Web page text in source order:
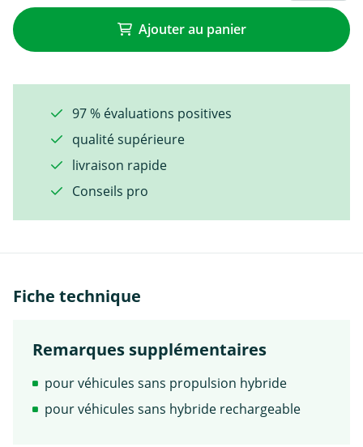
Ajouter au panier
97 % évaluations positives
qualité supérieure
livraison rapide
Conseils pro
Fiche technique
Remarques supplémentaires
pour véhicules sans propulsion hybride
pour véhicules sans hybride rechargeable